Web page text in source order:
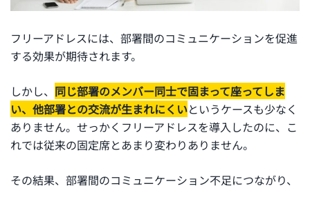
フリーアドレスには、部署間のコミュニケーションを促進
する効果が期待されます。
しかし、 同じ部署のメンバー同士で固まって座ってしま
い、他部署との交流が生まれにくいというケースも少なく
ありません。せっかくフリーアドレスを導入したのに、こ
れでは従来の固定席とあまり変わりありません。
その結果、部署間のコミュニケーション不足につながり、